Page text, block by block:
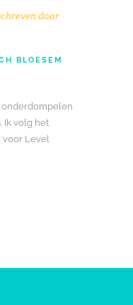
door
BLOESEM
onderdompelen
Ik volg het
voor Level